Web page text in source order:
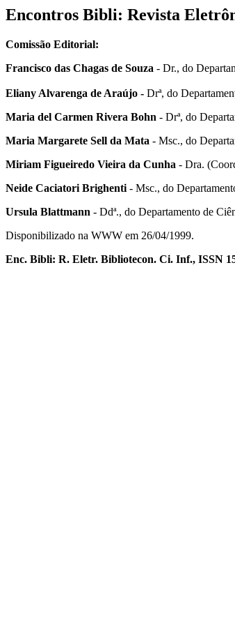
Encontros Bibli: Revista
Comissão Editorial:
Francisco das Chagas de Souza - Dr., do
Eliany Alvarenga de Araújo - Drª, do
Maria del Carmen Rivera Bohn - Drª, do
Maria Margarete Sell da Mata - Msc., do
Miriam Figueiredo Vieira da Cunha - Dra.
Neide Caciatori Brighenti - Msc., do
Ursula Blattmann - Ddª., do Departamento de
Disponibilizado na WWW em 26/04/1999.
Enc. Bibli: R. Eletr. Bibliotecon. Ci. Inf., ISSN